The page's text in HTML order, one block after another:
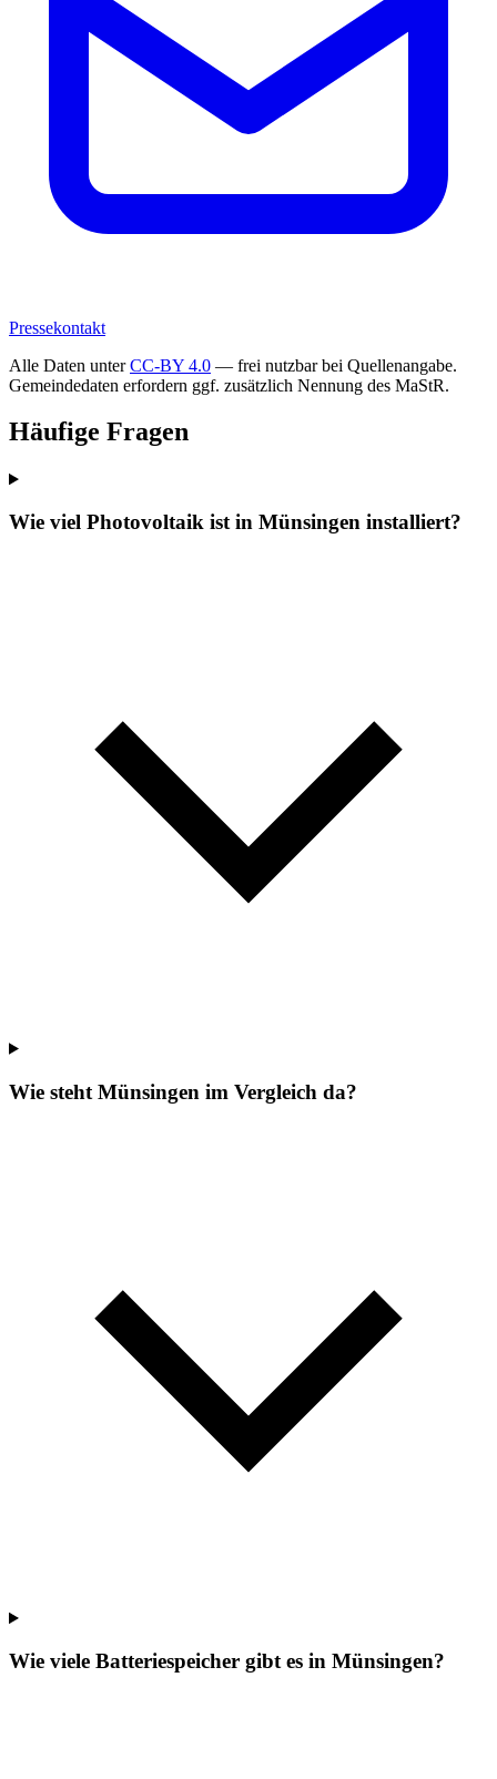
Pressekontakt
Alle Daten unterCC-BY 4.0 — frei nutzbar bei Quellenangabe.
Gemeindedaten erfordern ggf. zusätzlich Nennung des MaStR.
Häufige Fragen
Wie viel Photovoltaik ist in Münsingen installiert?
Wie steht Münsingen im Vergleich da?
Wie viele Batteriespeicher gibt es in Münsingen?